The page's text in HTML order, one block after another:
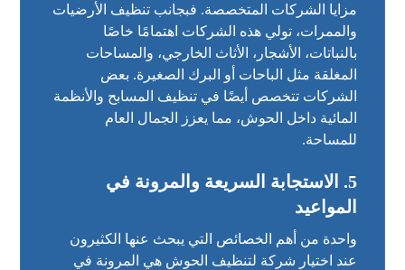
مزايا الشركات المتخصصة. فبجانب تنظيف الأرضيات
والممرات، تولي هذه الشركات اهتمامًا خاصًا
بالنباتات، الأشجار، الأثاث الخارجي، والمساحات
المغلقة مثل الباحات أو البرك الصغيرة. بعض
الشركات تتخصص أيضًا في تنظيف المسابح والأنظمة
المائية داخل الحوش، مما يعزز الجمال العام
للمساحة.
5.
الاستجابة السريعة والمرونة في
المواعيد
واحدة من أهم الخصائص التي يبحث عنها الكثيرون
عند اختيار شركة لتنظيف الحوش هي المرونة في